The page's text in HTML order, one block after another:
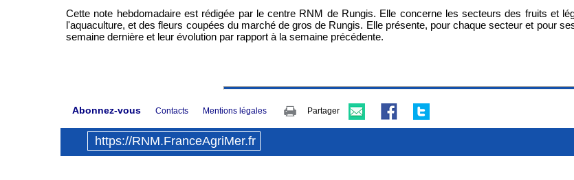
Cette note hebdomadaire est rédigée par le centre RNM de Rungis. Elle concerne les secteurs des fruits et
l'aquaculture, et des fleurs coupées du marché de gros de Rungis. Elle présente, pour chaque secteur et pour
semaine dernière et leur évolution par rapport à la semaine précédente.
Abonnez-vous Contacts Mentions légales Partager
https://RNM.FranceAgriMer.fr